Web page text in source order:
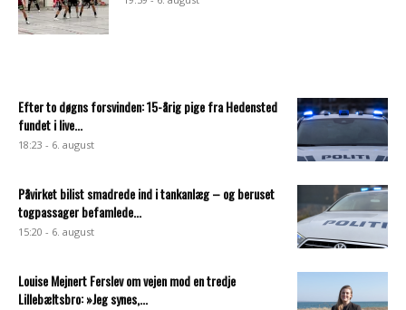
Efter to døgns forsvinden: 15-årig pige fra Hedensted
fundet i live...
18:23 - 6. august
Påvirket bilist smadrede ind i tankanlæg – og beruset
togpassager befamlede...
15:20 - 6. august
Louise Mejnert Ferslev om vejen mod en tredje
Lillebæltsbro: »Jeg synes,...